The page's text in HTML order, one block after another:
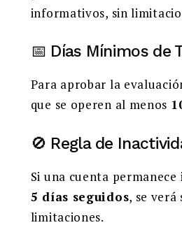
informativos, sin
📅 Días Mínimos de
Para aprobar la
que se operen al menos
🚫 Regla de
Si una cuenta
5 días seguidos, se verá
limitaciones.